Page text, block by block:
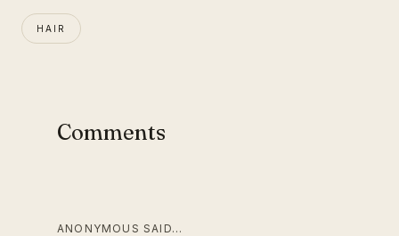
HAIR
Comments
ANONYMOUS SAID…